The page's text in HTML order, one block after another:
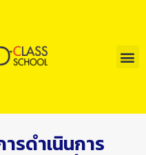
รดำเนินการ